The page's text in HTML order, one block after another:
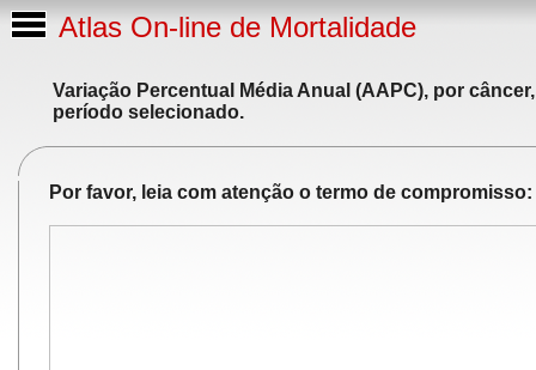
Atlas On-line de Mortalidade
Variação Percentual Média Anual (AAPC), por
período selecionado.
Por favor, leia com atenção o termo de compromisso: